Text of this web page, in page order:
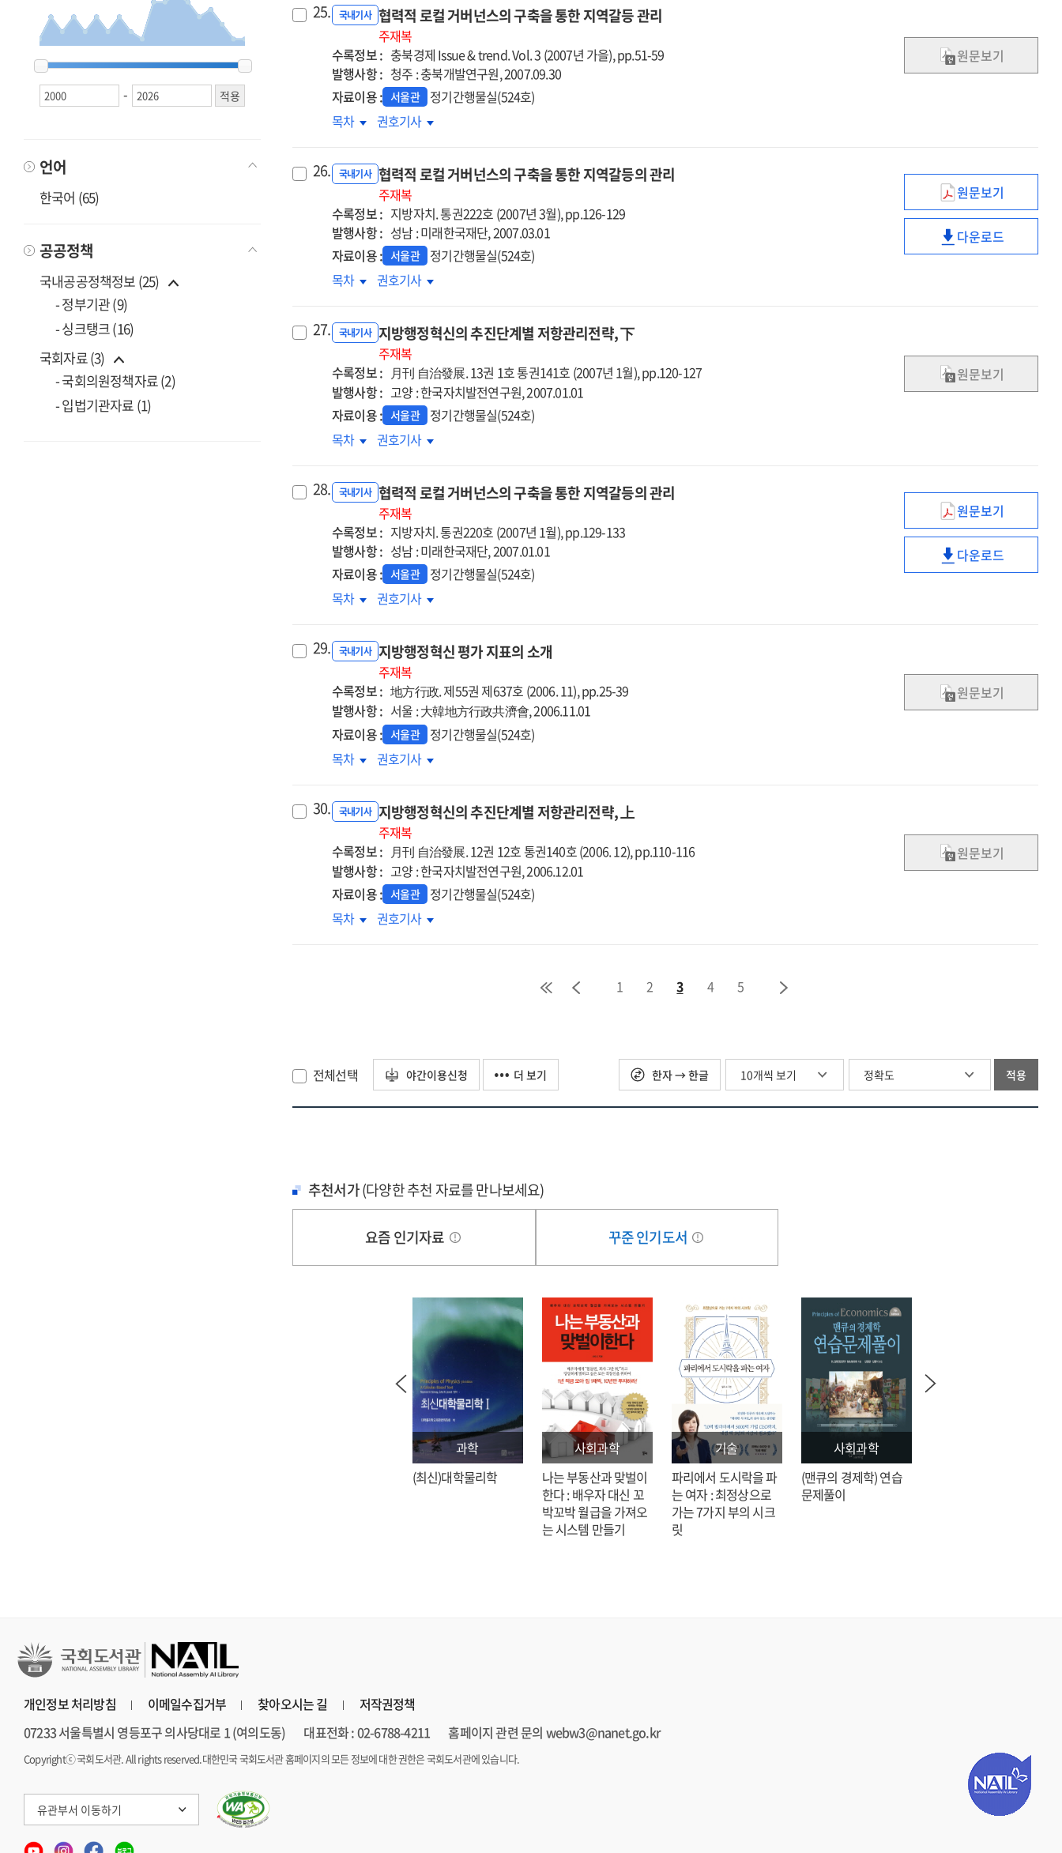
-
언어
한국어 (65)
공공정책
국내공공정책정보 (25)
- 정부기관 (9)
- 싱크탱크 (16)
국회자료 (3)
- 국회의원정책자료 (2)
- 입법기관자료 (1)
높여야
25. 국내기사 협력적 로컬 거버넌스의 구축을 통한 지역갈등 관리
주재복
수록정보 : 충북경제 Issue & trend. Vol. 3 (2007년 가을), pp.51-59
발행사항 : 청주 : 충북개발연구원, 2007.09.30
자료이용 : 서울관 정기간행물실(524호)
원문보기
협력적
구축을
지역갈등
관리
목차
협력적
구축을
통한
지역갈등
관리
권호기사
26. 국내기사 협력적 로컬 거버넌스의 구축을 통한 지역갈등의 관리
주재복
수록정보 : 지방자치. 통권222호 (2007년 3월), pp.126-129
발행사항 : 성남 : 미래한국재단, 2007.03.01
자료이용 : 서울관 정기간행물실(524호)
협력적
로컬
거버넌스의
구축을
원문보기
협력적
관리
다운로드
협력적
구축을
지역갈등의
관리
목차
협력적
구축을
통한
지역갈등의
관리
권호기사
27. 국내기사 지방행정혁신의 추진단계별 저항관리전략, 下
주재복
수록정보 : 月刊 自治發展. 13권 1호 통권141호 (2007년 1월), pp.120-127
발행사항 : 고양 : 한국자치발전연구원, 2007.01.01
자료이용 : 서울관 정기간행물실(524호)
원문보기
지방행정혁신의
下
목차
지방행정혁신의
下
권호기사
28. 국내기사 협력적 로컬 거버넌스의 구축을 통한 지역갈등의 관리
주재복
수록정보 : 지방자치. 통권220호 (2007년 1월), pp.129-133
발행사항 : 성남 : 미래한국재단, 2007.01.01
자료이용 : 서울관 정기간행물실(524호)
협력적
로컬
거버넌스의
구축을
원문보기
협력적
관리
다운로드
협력적
구축을
지역갈등의
관리
목차
협력적
구축을
통한
지역갈등의
관리
권호기사
29. 국내기사 지방행정혁신 평가 지표의 소개
주재복
수록정보 : 地方行政. 제55권 제637호 (2006. 11), pp.25-39
발행사항 : 서울 : 大韓地方行政共濟會, 2006.11.01
자료이용 : 서울관 정기간행물실(524호)
원문보기
지방행정혁신
소개
목차
지방행정혁신
소개
권호기사
30. 국내기사 지방행정혁신의 추진단계별 저항관리전략, 上
주재복
수록정보 : 月刊 自治發展. 12권 12호 통권140호 (2006. 12), pp.110-116
발행사항 : 고양 : 한국자치발전연구원, 2006.12.01
자료이용 : 서울관 정기간행물실(524호)
원문보기
지방행정혁신의
목차
지방행정혁신의
권호기사
1 2 3 4 5
전체선택 야간이용신청 더 보기 한자 → 한글 적용
추천서가(다양한 추천 자료를 만나보세요)
요즘 인기자료 꾸준 인기도서
과학
(최신)대학물리학
사회과학
나는 부동산과 맞벌이
한다 : 배우자 대신 꼬
박꼬박 월급을 가져오
는 시스템 만들기
기술
파리에서 도시락을 파
는 여자 : 최정상으로
가는 7가지 부의 시크
릿
사회과학
(맨큐의 경제학) 연습
문제풀이
개인정보 처리방침 이메일수집거부 찾아오시는 길
저작권정책
07233 서울특별시 영등포구 의사당대로 1 (여의도동)
대표전화 : 02-6788-4211 홈페이지 관련 문의 webw3@nanet.go.kr
Copyrightⓒ 국회도서관. All rights reserved.대한민국 국회도서관 홈페이지의 모든 정보에 대한 권한은 국회도서관에 있습니다.
유관부서 이동하기